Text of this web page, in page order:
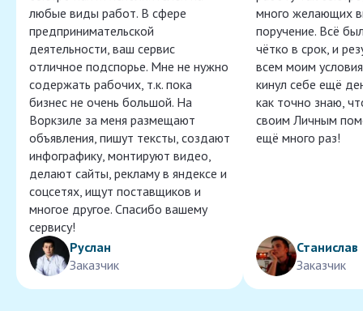
любые виды работ. В сфере
предпринимательской
деятельности, ваш сервис
отличное подспорье. Мне не нужно
содержать рабочих, т.к. пока
бизнес не очень большой. На
Воркзиле за меня размещают
объявления, пишут тексты, создают
инфографику, монтируют видео,
делают сайты, рекламу в яндексе и
соцсетях, ищут поставщиков и
многое другое. Спасибо вашему
сервису!
Руслан
Заказчик
много желающих
поручение. Всё
чётко в срок, и
всем моим
кинул себе ещё
как точно знаю,
своим Личным
ещё много раз!
Станислав
Заказчик